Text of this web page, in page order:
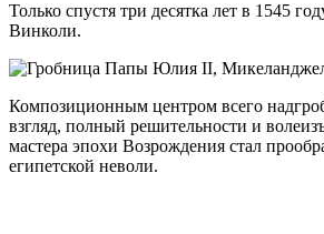
Только спустя три десятка лет в 1545
Винколи.
Композиционным центром всего
взгляд, полный решительности и
мастера эпохи Возрождения стал
египетской неволи.